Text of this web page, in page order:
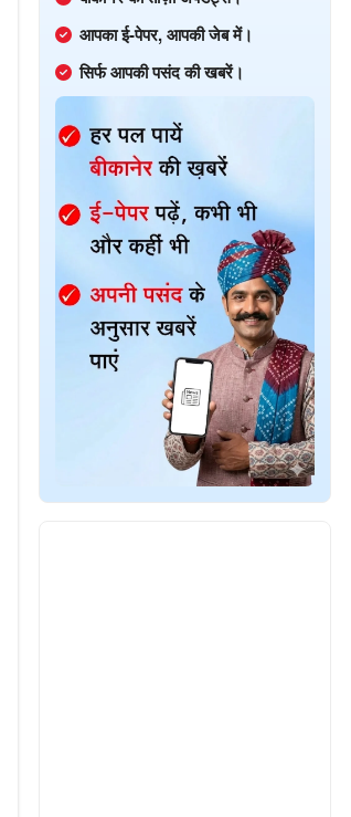
आपका ई-पेपर, आपकी जेब में।
सिर्फ आपकी पसंद की खबरें।